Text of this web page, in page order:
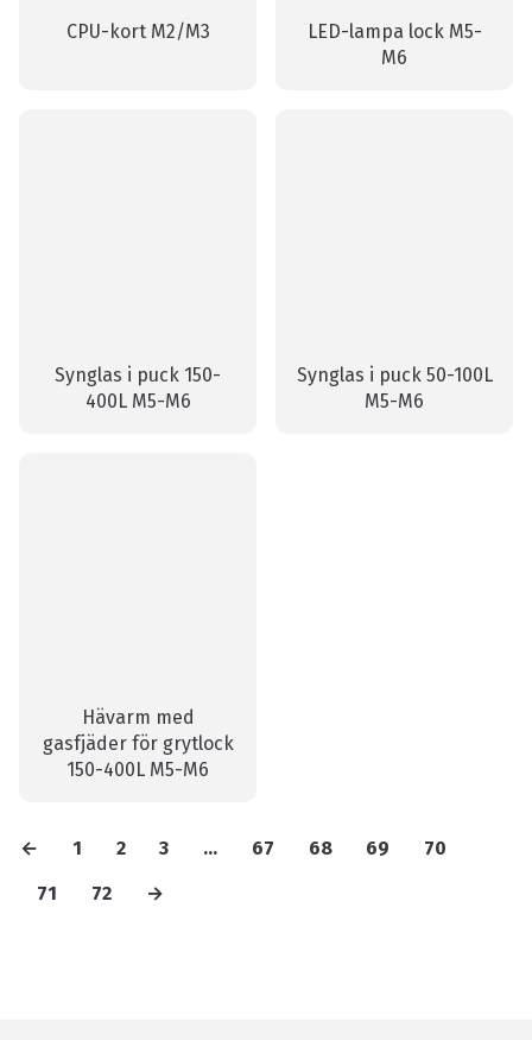
CPU-kort M2/M3
LED-lampa lock M5-
M6
Synglas i puck 150-
400L M5-M6
Synglas i puck 50-100L
M5-M6
Hävarm med
gasfjäder för grytlock
150-400L M5-M6
← 1 2 3 … 67 68 69 70
71 72 →